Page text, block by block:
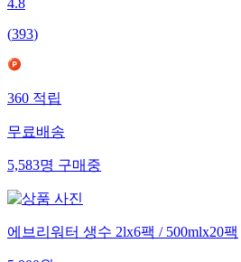
4.8
(393)
360적립
무료배송
5,583명구매중
에브리워터 생수 2lx6팩 / 500mlx20팩